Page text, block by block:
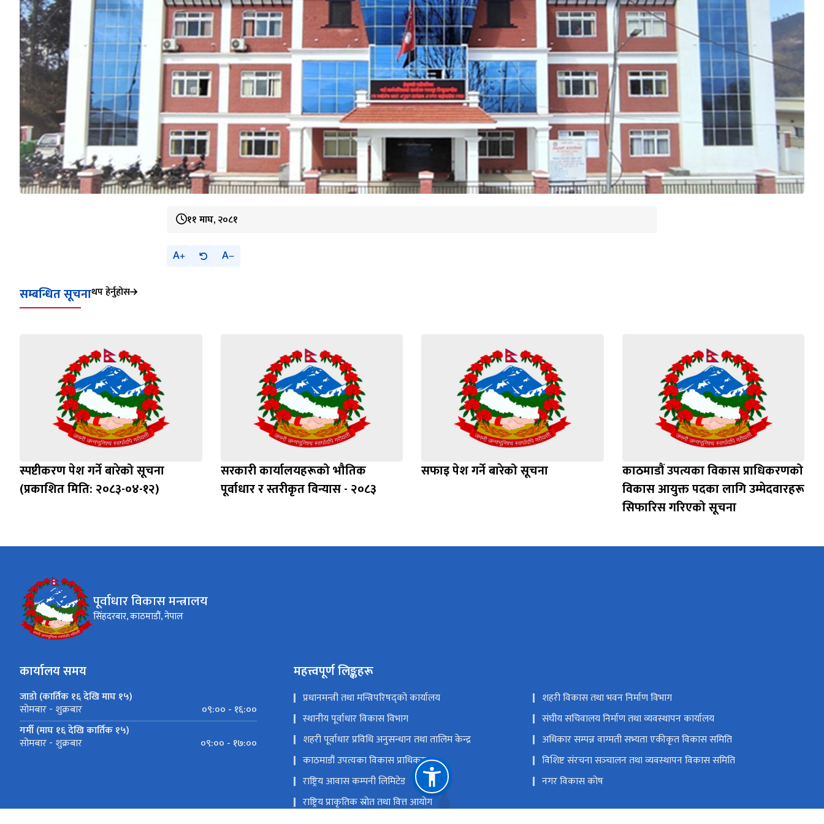
११ माघ, २०८१
A A
सम्बन्धित सूचनाथप हेर्नुहोस
स्पष्टीकरण पेश गर्ने बारेको सूचना
(प्रकाशित मिति: २०८३-०४-१२)
सरकारी कार्यालयहरूको भौतिक
पूर्वाधार र स्तरीकृत विन्यास - २०८३
सफाइ पेश गर्ने बारेको सूचना
काठमाडौं उपत्यका विकास प्राधिकरणको
विकास आयुक्त पदका लागि उम्मेदवारहरू
सिफारिस गरिएको सूचना
पूर्वाधार विकास मन्त्रालय
सिंहदरबार, काठमाडौं, नेपाल
कार्यालय समय
जाडो (कार्तिक १६ देखि माघ १५)
सोमबार - शुक्रबार
०९:०० - १६:००
गर्मी (माघ १६ देखि कार्तिक १५)
सोमबार - शुक्रबार ०९:०० - १७:००
महत्त्वपूर्ण लिङ्कहरू
प्रधानमन्त्री तथा मन्त्रिपरिषद्को कार्यालय
शहरी विकास तथा भवन निर्माण विभाग
स्थानीय पूर्वाधार विकास विभाग
संघीय सचिवालय निर्माण तथा व्यवस्थापन कार्यालय
शहरी पूर्वाधार प्रविधि अनुसन्धान तथा तालिम केन्द्र
अधिकार सम्पन्न वाग्मती सभ्यता एकीकृत विकास समिति
काठमाडौं उपत्यका विकास प्राधिकरण
विशिष्ट संरचना सञ्‍चालन तथा व्यवस्थापन विकास समिति
राष्ट्रिय आवास कम्पनी लिमिटेड
नगर विकास कोष
राष्ट्रिय प्राकृतिक स्रोत तथा वित्त आयोग